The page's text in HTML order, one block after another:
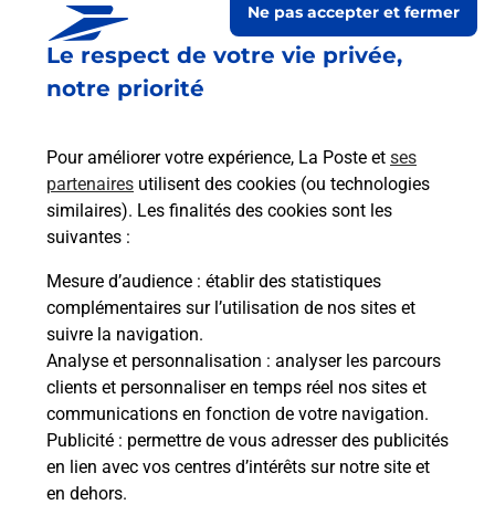
Le respect de votre vie privée,
notre priorité
Pour améliorer votre expérience, La Poste et ses
partenaires utilisent des cookies (ou technologies
similaires). Les finalités des cookies sont les
suivantes :
Mesure d’audience : établir des statistiques
complémentaires sur l’utilisation de nos sites et
suivre la navigation.
Analyse et personnalisation : analyser les parcours
clients et personnaliser en temps réel nos sites et
communications en fonction de votre navigation.
Publicité : permettre de vous adresser des publicités
en lien avec vos centres d’intérêts sur notre site et
en dehors.
Ne pas accepter et fermer
Boîte aux lettres La Poste
Prochaine collecte du courrier
222 Kerbourg
Saint Lyphard
Itinéraire
Le lien s'ouvre dans un nouvel onglet
Boîte aux Lettres La Poste
Prochaine collecte du courrierlundià 09h00
132 Le Brunet
44410
Saint Lyphard
Itinéraire
Le lien s'ouvre dans un nouvel onglet